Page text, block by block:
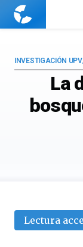
Cuaderno
La
INVESTIGACIÓN
Lectura